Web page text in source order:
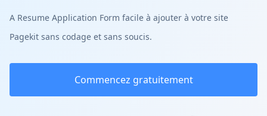
A Resume Application Form facile à ajouter à votre site
Pagekit sans codage et sans soucis.
Commencez gratuitement